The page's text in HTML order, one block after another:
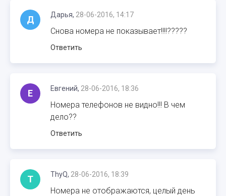
Д Дарья, 28-06-2016, 14:17
Снова номера не показывает!!!!?????
Ответить
Е Евгений, 28-06-2016, 18:36
Номера телефонов не видно!!! В чем
дело??
Ответить
T ThyQ, 28-06-2016, 18:39
Номера не отображаются, целый день